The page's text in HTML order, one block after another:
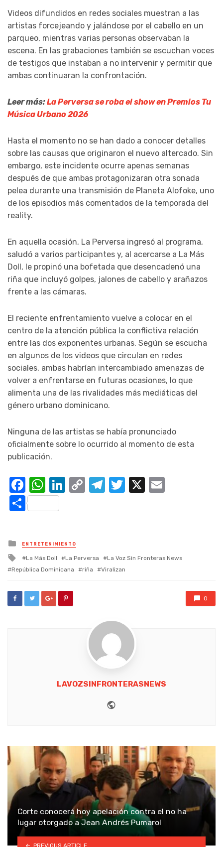
Videos difundidos en redes sociales muestran a las
artistas forcejeando y jalándose por el cabello en un
parqueo, mientras varias personas observaban la
escena. En las grabaciones también se escuchan voces
de testigos que instaban a no intervenir y permitir que
ambas continuaran la confrontación.
Leer más:La Perversa se roba el show en Premios Tu
Música Urbano 2026
Hasta el momento no se han dado a conocer detalles
sobre las causas que originaron el nuevo altercado. Sin
embargo, este incidente ocurre apenas semanas
después de que ambas protagonizaran otra sonada
pelea durante una transmisión de Planeta Alofoke, uno
de los episodios más comentados de la temporada del
reality.
En aquella ocasión, La Perversa ingresó al programa,
saludó a varios participantes y, al acercarse a La Más
Doll, le propinó una bofetada que desencadenó una
riña que incluyó golpes, jalones de cabello y arañazos
frente a las cámaras.
El reciente enfrentamiento vuelve a colocar en el
centro de la atención pública la conflictiva relación
entre las dos exponentes urbanas. Según se escucha
en algunos de los videos que circulan en redes
sociales, ambas habrían intercambiado amenazas de
volver a enfrentarse en futuras ocasiones, lo que
alimenta una de las rivalidades más mediáticas del
género urbano dominicano.
Ninguna de las artistas se había pronunciado
oficialmente sobre lo ocurrido al momento de esta
publicación.
Facebook
WhatsApp
LinkedIn
CopyTelegram
Twitter
X
Compartir
Posted
in
ENTRETENIMIENTO
Tagged
with
La Más Doll La Perversa
La Voz Sin Fronteras News
República Dominicana
riña Viralizan
0
LAVOZSINFRONTERASNEWS
Corte conocerá hoy apelación contra el no ha
lugar otorgado a Jean Andrés Pumarol
PREVIOUS ARTICLE